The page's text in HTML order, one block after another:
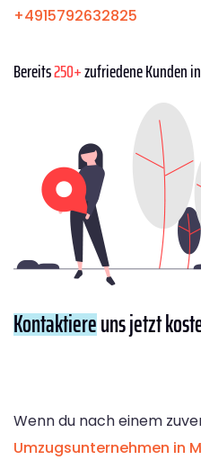
+4915792632825
Bereits250+zufriedene Kunden in
Kontaktiereuns jetzt
Wenn du nach einem
Umzugsunternehmen in